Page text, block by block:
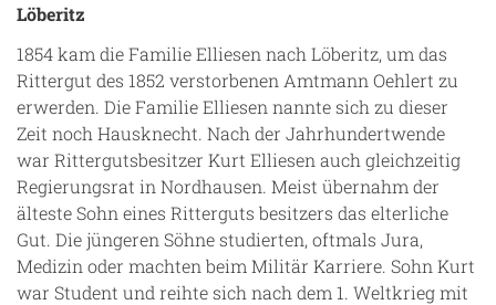
Löberitz
1854 kam die Familie Elliesen nach Löberitz, um das
Rittergut des 1852 verstorbenen Amtmann Oehlert zu
erwerden. Die Familie Elliesen nannte sich zu dieser
Zeit noch Hausknecht. Nach der Jahrhundertwende
war Rittergutsbesitzer Kurt Elliesen auch gleichzeitig
Regierungsrat in Nordhausen. Meist übernahm der
älteste Sohn eines Ritterguts besitzers das elterliche
Gut. Die jüngeren Söhne studierten, oftmals Jura,
Medizin oder machten beim Militär Karriere. Sohn Kurt
war Student und reihte sich nach dem 1. Weltkrieg mit